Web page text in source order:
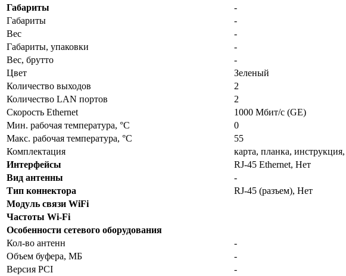
Габариты
-
Габариты
-
Вес
-
Габариты, упаковки
-
Вес, брутто
-
Цвет
Зеленый
Количество выходов
2
Количество LAN портов
2
Скорость Ethernet
1000 Мбит/с (GE)
Мин. рабочая температура, °С
0
Макс. рабочая температура, °С
55
Комплектация
карта, планка,
Интерфейсы
RJ-45 Ethernet, Нет
Вид антенны
-
Тип коннектора
RJ-45 (разъем), Нет
Модуль связи WiFi
Частоты Wi-Fi
Особенности сетевого оборудования
Кол-во антенн
-
Объем буфера, МБ
-
Версия PCI
-